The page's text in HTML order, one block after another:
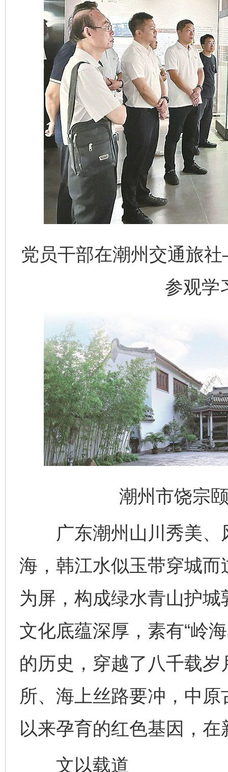
党员干部在潮州交通旅
参观学
潮州市饶宗
广东潮州山川秀美、
海，韩江水似玉带穿城
为屏，构成绿水青山护
文化底蕴深厚，素有“岭
的历史，穿越了八千载
所、海上丝路要冲，中
以来孕育的红色基因，
文以载道